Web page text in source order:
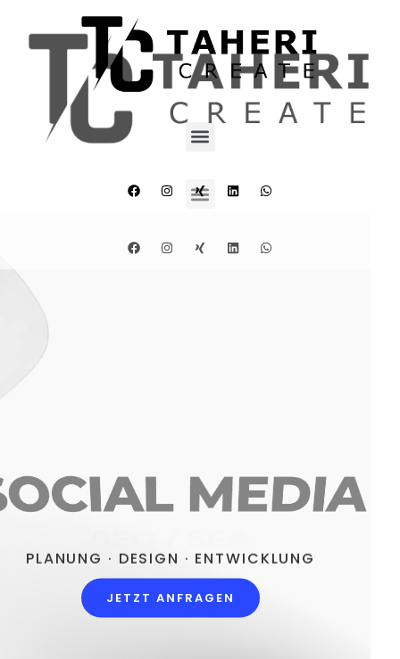
PLANUNG · DESIGN · ENTWICKLUNG
JETZT ANFRAGEN
SOCIAL MEDIA